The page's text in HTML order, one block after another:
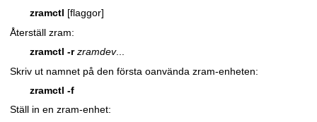
zramctl [flaggor]
Återställ zram:
zramctl -r zramdev...
Skriv ut namnet på den första oanvända zram-enheten:
zramctl -f
Ställ in en zram-enhet: